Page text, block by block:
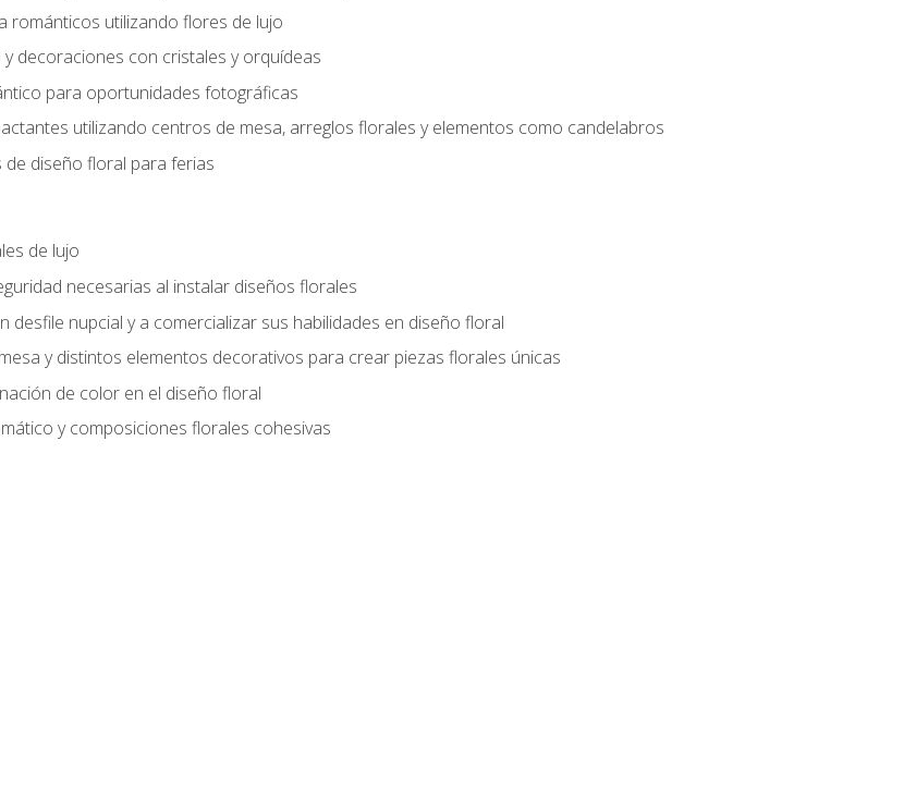
románticos utilizando flores de lujo
decoraciones con cristales y orquídeas
para oportunidades fotográficas
utilizando centros de mesa, arreglos florales y elementos como candelabros
diseño floral para ferias
de lujo
necesarias al instalar diseños florales
desfile nupcial y a comercializar sus habilidades en diseño floral
y distintos elementos decorativos para crear piezas florales únicas
de color en el diseño floral
y composiciones florales cohesivas